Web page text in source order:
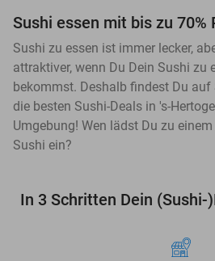
Sushi essen mit bis zu 70%
Sushi zu essen ist immer lecker,
attraktiver, wenn Du Dein Sushi zu
bekommst. Deshalb findest Du
die besten Sushi-Deals in 's-
Umgebung! Wen lädst Du zu
Sushi ein?
In 3 Schritten Dein (Sushi-